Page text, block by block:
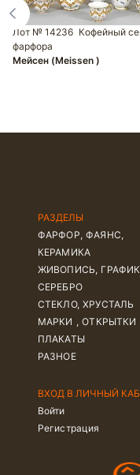
Лот № 14236 Кофейный
фарфора
Мейсен (Meissen )
РАЗДЕЛЫ
ФАРФОР, ФАЯНС,
КЕРАМИКА
ЖИВОПИСЬ,
СЕРЕБРО
СТЕКЛО, ХРУСТАЛЬ
МАРКИ , ОТКРЫТКИ
ПЛАКАТЫ
РАЗНОЕ
ВХОД В ЛИЧНЫЙ
Войти
Регистрация